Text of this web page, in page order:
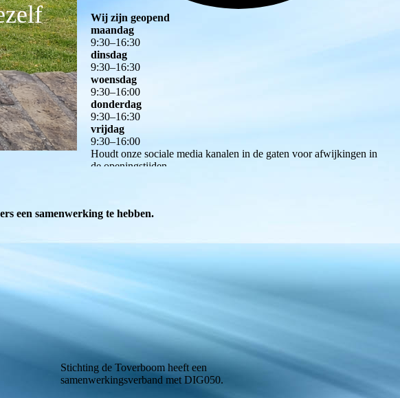
Wij zijn geopend
maandag
9:30–16:30
dinsdag
9:30–16:30
woensdag
9:30–16:00
donderdag
9:30–16:30
vrijdag
9:30–16:00
Houdt onze sociale media kanalen in de gaten voor afwijkingen in
de openingstijden.
een samenwerking te hebben.
LOGO-DIG050
Stichting de Toverboom heeft een
samenwerkingsverband met DIG050.